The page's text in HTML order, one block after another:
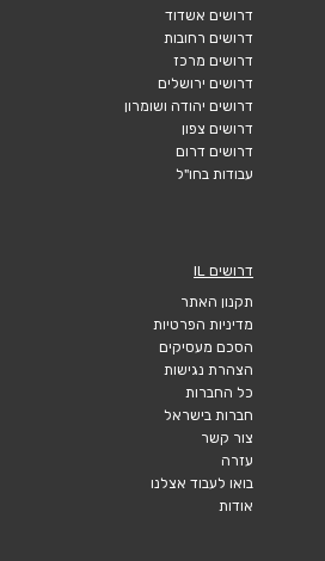
דרושים אשדוד
דרושים רחובות
דרושים מרכז
דרושים ירושלים
דרושים יהודה ושומרון
דרושים צפון
דרושים דרום
עבודות בחו"ל
דרושים IL
תקנון האתר
מדיניות הפרטיות
הסכם מעסיקים
הצהרת נגישות
כל החברות
חברות בישראל
צור קשר
עזרה
בואו לעבוד אצלנו
אודות